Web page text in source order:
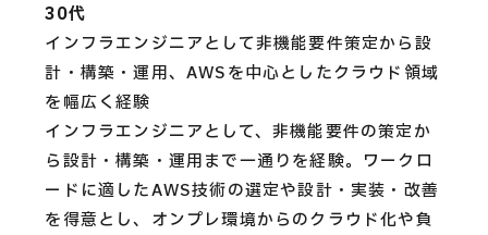
30代
インフラエンジニアとして非機能要件策定から設
計・構築・運用、AWSを中心としたクラウド領域
を幅広く経験
インフラエンジニアとして、非機能要件の策定か
ら設計・構築・運用まで一通りを経験。ワークロ
ードに適したAWS技術の選定や設計・実装・改善
を得意とし、オンプレ環境からのクラウド化や負